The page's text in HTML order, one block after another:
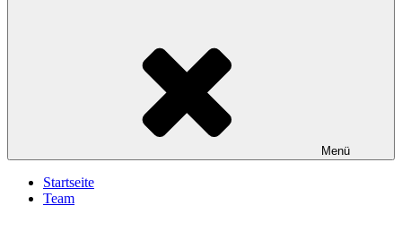
Menü
Startseite
Team